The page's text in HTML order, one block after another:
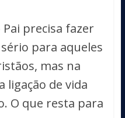
precisa fazer
para aqueles
mas na
ligação de vida
O que resta para